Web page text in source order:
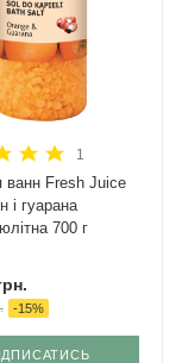
1
ванн Fresh Juice
і гуарана
700 г
-15%